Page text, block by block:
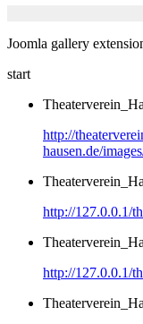
Joomla gallery
start
http://
hausen.de/
http://127.0.0.1/
http://127.0.0.1/